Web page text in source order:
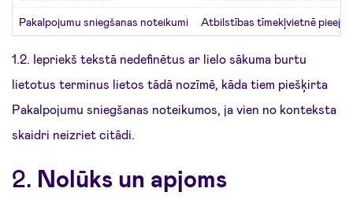
Pakalpojumu sniegšanas noteikumi Atbilstības tīmekļvietnē
1.2. Iepriekš tekstā nedefinētus ar lielo sākuma burtu
lietotus terminus lietos tādā nozīmē, kāda tiem piešķirta
Pakalpojumu sniegšanas noteikumos, ja vien no konteksta
skaidri neizriet citādi.
2. Nolūks un apjoms